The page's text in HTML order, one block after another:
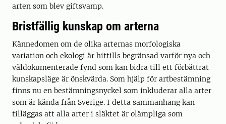
arten som blev giftsvamp.
Bristfällig kunskap om arterna
Kännedomen om de olika arternas morfologiska
variation och ekologi är hittills begränsad varför nya och
väldokumenterade fynd som kan bidra till ett förbättrat
kunskapsläge är önskvärda. Som hjälp för artbestämning
finns nu en bestämningsnyckel som inkluderar alla arter
som är kända från Sverige. I detta sammanhang kan
tilläggas att alla arter i släktet är olämpliga som